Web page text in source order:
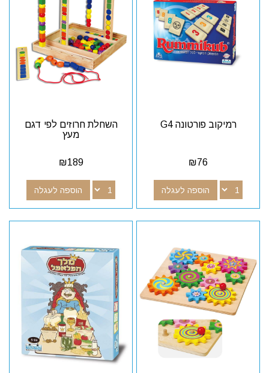
רמיקוב פורטונה G4
₪76
הוספה לעגלה
השחלת חרוזים לפי דגם
מעץ
₪189
הוספה לעגלה